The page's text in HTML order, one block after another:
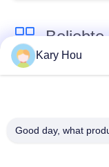
Beliebte
Kary Hou
Good day, what